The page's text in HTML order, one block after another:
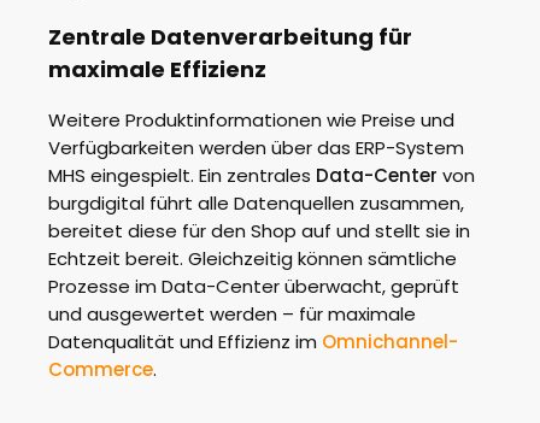
Zentrale Datenverarbeitung für
maximale Effizienz
Weitere Produktinformationen wie Preise und
Verfügbarkeiten werden über das ERP-System
MHS eingespielt. Ein zentrales Data-Center von
burgdigital führt alle Datenquellen zusammen,
bereitet diese für den Shop auf und stellt sie in
Echtzeit bereit. Gleichzeitig können sämtliche
Prozesse im Data-Center überwacht, geprüft
und ausgewertet werden – für maximale
Datenqualität und Effizienz im Omnichannel-
Commerce.